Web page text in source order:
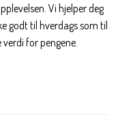
Vi hjelper deg
godt til hverdags som til
for pengene.